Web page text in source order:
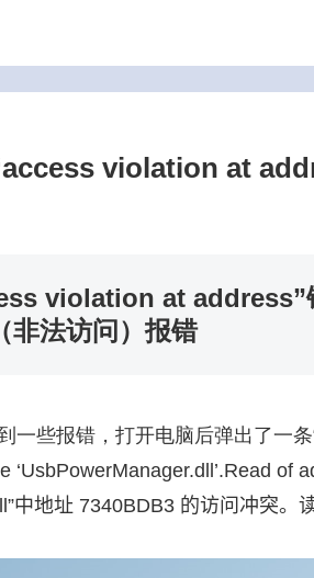
violation at
violation at address”
法访问）报错
一些报错，打开电脑后弹出了一
‘UsbPowerManager.dll’.Read of
中地址 7340BDB3 的访问冲突。